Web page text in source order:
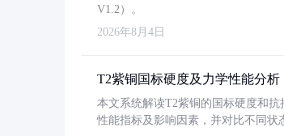
V1.2）。
2026年8月4日
T2紫铜国标硬度及力学性能分析
本文系统解读T2紫铜的国标硬度和抗
性能指标及影响因素，并对比不同状